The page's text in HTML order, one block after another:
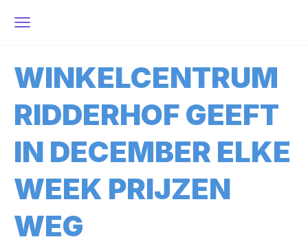
WINKELCENTRUM
RIDDERHOF GEEFT
IN DECEMBER ELKE
WEEK PRIJZEN
WEG